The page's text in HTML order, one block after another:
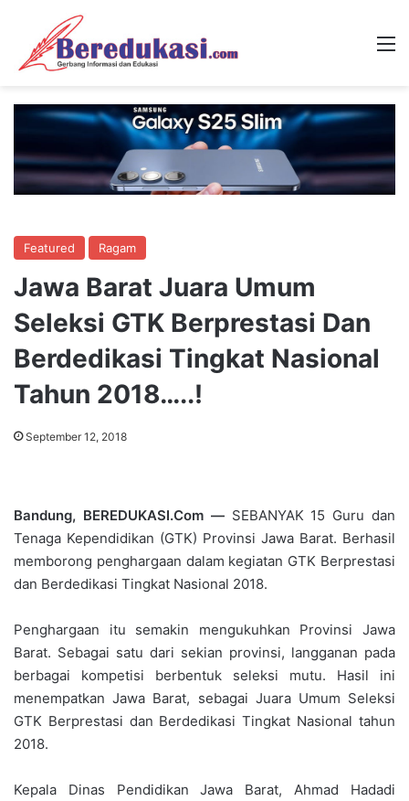
Featured Ragam
Jawa Barat Juara Umum
Seleksi GTK Berprestasi Dan
Berdedikasi Tingkat Nasional
Tahun 2018…..!
September 12, 2018
Bandung, BEREDUKASI.Com —SEBANYAK 15 Guru dan
Tenaga Kependidikan (GTK) Provinsi Jawa Barat. Berhasil
memborong penghargaan dalam kegiatan GTK Berprestasi
dan Berdedikasi Tingkat Nasional 2018.
Penghargaan itu semakin mengukuhkan Provinsi Jawa
Barat. Sebagai satu dari sekian provinsi, langganan pada
berbagai kompetisi berbentuk seleksi mutu. Hasil ini
menempatkan Jawa Barat, sebagai Juara Umum Seleksi
GTK Berprestasi dan Berdedikasi Tingkat Nasional tahun
2018.
Kepala Dinas Pendidikan Jawa Barat, Ahmad Hadadi